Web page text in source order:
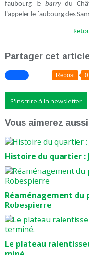
faubourg le barrydu
l'appeler le faubourg des
Partager cet article
Repost 0
S'inscrire à la newsletter
Vous aimerez
Histoire du quartier :
Réaménagement du
Robespierre
Le plateau